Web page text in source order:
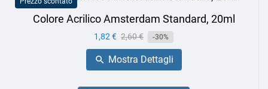
Colore Acrilico Amsterdam Standard, 20ml
Prezzo
1,82 € Prezzo
base
2,60 € -30%
 Mostra Dettagli